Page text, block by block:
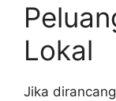
Lokal
Jika